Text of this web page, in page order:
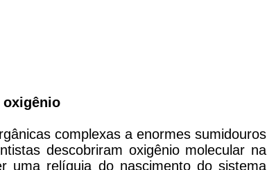
oxigênio
complexas a enormes sumidouros
descobriram oxigênio molecular na
uma relíquia do nascimento do sistema